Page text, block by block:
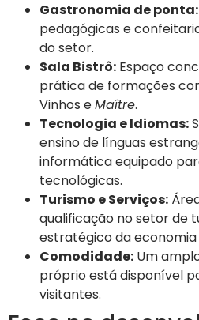
Gastronomia de ponta:
pedagógicas e
do setor.
Sala Bistrô: Espaço
prática de formações
Vinhos eMaître.
Tecnologia e Idiomas:
ensino de línguas
informática equipado
tecnológicas.
Turismo e Serviços:
qualificação no setor de
estratégico da economia
Comodidade: Um
próprio está disponível
visitantes.